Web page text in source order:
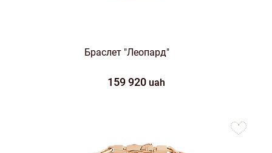
Браслет "Леопард"
159 920 uah
favorites